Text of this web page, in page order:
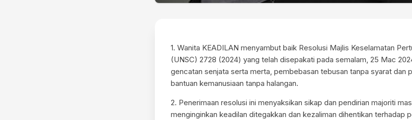
1. Wanita KEADILAN menyambut baik Resolusi Majlis Keselamatan
(UNSC) 2728 (2024) yang telah disepakati pada semalam, 25 Mac
gencatan senjata serta merta, pembebasan tebusan tanpa syarat dan
bantuan kemanusiaan tanpa halangan.
2. Penerimaan resolusi ini menyaksikan sikap dan pendirian majoriti
menginginkan keadilan ditegakkan dan kezaliman dihentikan terhadap